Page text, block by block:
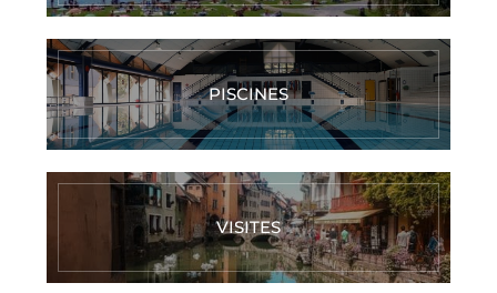
PISCINES
VISITES